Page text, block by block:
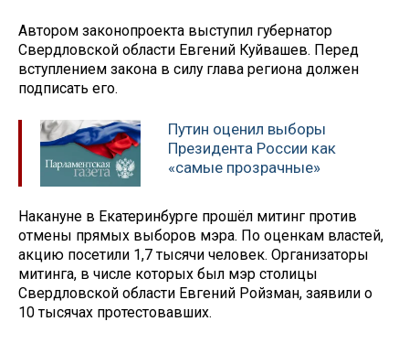
Автором законопроекта выступил губернатор
Свердловской области Евгений Куйвашев. Перед
вступлением закона в силу глава региона должен
подписать его.
Путин оценил выборы
Президента России как
«самые прозрачные»
Накануне в Екатеринбурге прошёл митинг против
отмены прямых выборов мэра. По оценкам властей,
акцию посетили 1,7 тысячи человек. Организаторы
митинга, в числе которых был мэр столицы
Свердловской области Евгений Ройзман, заявили о
10 тысячах протестовавших.